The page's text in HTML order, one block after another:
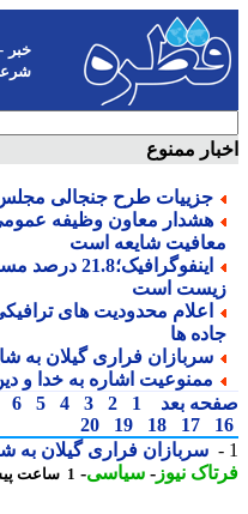
-
شرعی-
ممنوع
جزییات طرح جنجالی مجلس
هشدار معاون وظیفه عمومی
شایعه است
است
ها
سربازان فراری گیلان به
ممنوعیت اشاره به خدا و دین
بعد
1
2
3
4
5
6
7
17
18
19
20
سربازان فراری گیلان به
نیوز-سیاسی-1 ساعت پیش - شنبه 17 مرداد 1405، 00:10